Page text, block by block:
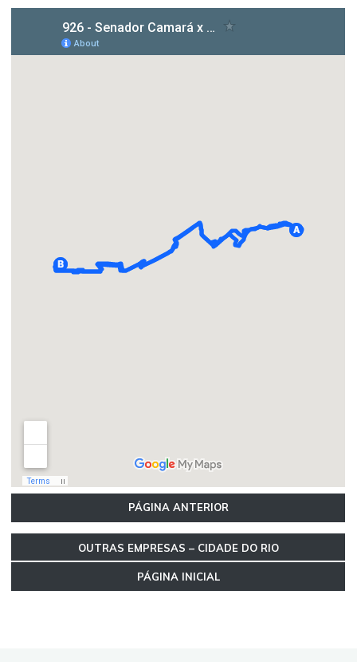
PÁGINA ANTERIOR
OUTRAS EMPRESAS – CIDADE DO RIO
PÁGINA INICIAL